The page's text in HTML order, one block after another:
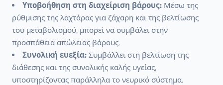
Υποβοήθηση στη διαχείριση βάρους: Μέσω της
ρύθμισης της λαχτάρας για ζάχαρη και της βελτίωσης
του μεταβολισμού, μπορεί να συμβάλει στην
προσπάθεια απώλειας βάρους.
Συνολική ευεξία: Συμβάλλει στη βελτίωση της
διάθεσης και της συνολικής καλής υγείας,
υποστηρίζοντας παράλληλα το νευρικό σύστημα.